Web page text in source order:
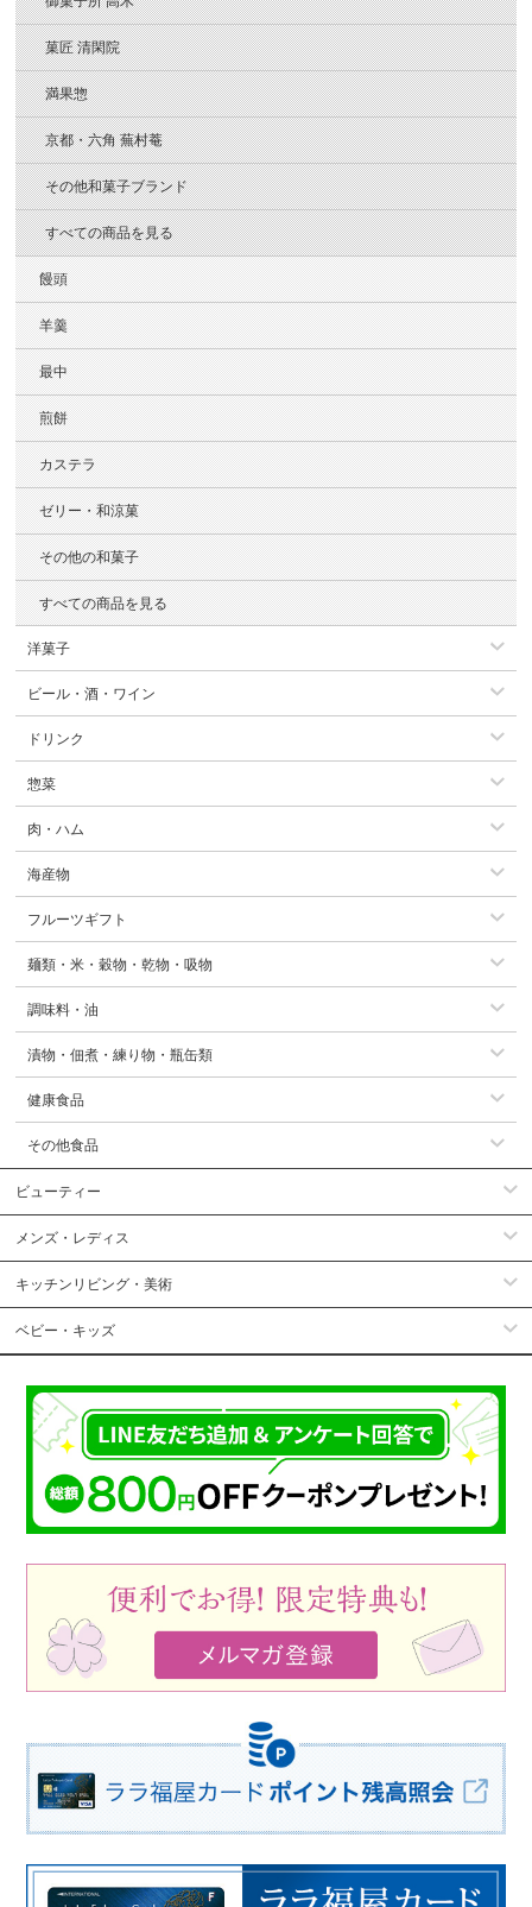
菓匠 清閑院
満果惣
京都・六角 蕪村菴
その他和菓子ブランド
すべての商品を見る
饅頭
羊羹
最中
煎餅
カステラ
ゼリー・和涼菓
その他の和菓子
すべての商品を見る
洋菓子
ビール・酒・ワイン
ドリンク
惣菜
肉・ハム
海産物
フルーツギフト
麺類・米・穀物・乾物・吸物
調味料・油
漬物・佃煮・練り物・瓶缶類
健康食品
その他食品
ビューティー
メンズ・レディス
キッチンリビング・美術
ベビー・キッズ